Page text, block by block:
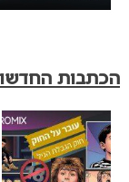
הכתבות